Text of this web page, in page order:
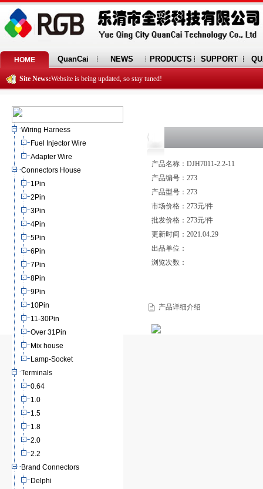
HOME QuanCai NEWS PRODUCTS SUPPORT
Site News:Website is being updated, so stay tuned!
Wiring Harness
Fuel Injector Wire
Adapter Wire
Connectors House
1Pin
2Pin
3Pin
4Pin
5Pin
6Pin
7Pin
8Pin
9Pin
10Pin
11-30Pin
Over 31Pin
Mix house
Lamp-Socket
Terminals
0.64
1.0
1.5
1.8
2.0
2.2
Brand Connectors
Delphi
产品名称：DJH7011-2.2-11
产品编号：273
产品型号：273
市场价格：273元/件
批发价格：273元/件
更新时间：2021.04.29
出品单位：
浏览次数：
产品详细介绍